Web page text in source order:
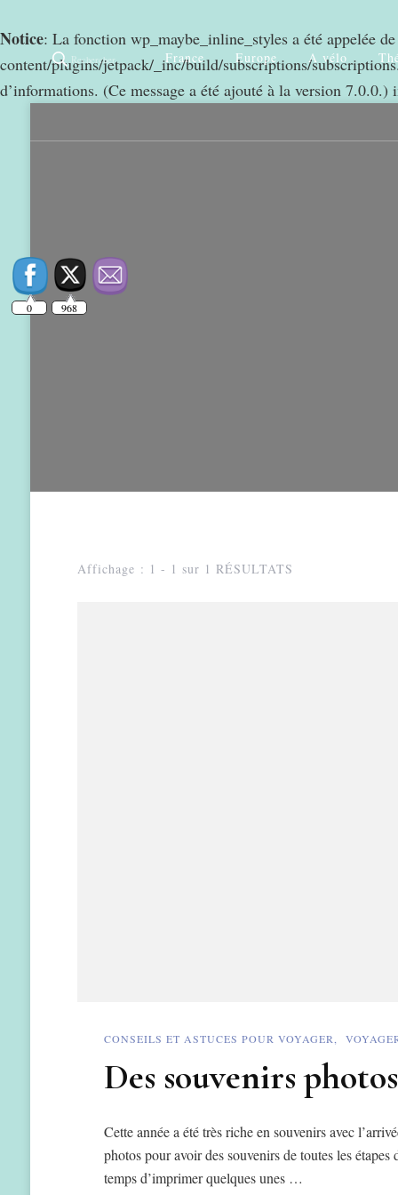
Notice: La fonction wp_maybe_inline_styles a été appelée
content/plugins/jetpack/_inc/build/subscriptions/
d’informations. (Ce message a été ajouté à la version 7.0.0.)
Rechercher France Europe A vélo
Affichage : 1 - 1 sur 1 RÉSULTATS
CONSEILS ET ASTUCES POUR VOYAGER
Des souvenirs
Cette année a été très riche en souvenirs avec
photos pour avoir des souvenirs de toutes les
temps d’imprimer quelques unes …